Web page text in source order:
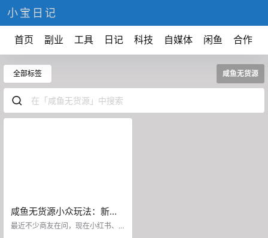
小宝日记
首页 副业 工具 日记 科技 自媒体 闲鱼 合作
全部标签 咸鱼无货源
咸鱼无货源小众玩法：新手
小白也能轻松出单！
最近不少商友在问，现在小红书、